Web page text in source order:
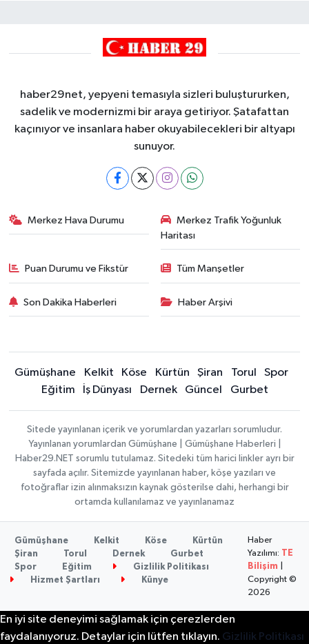
haber29net, yepyeni temasıyla sizleri buluştururken,
sadelik ve modernizmi bir araya getiriyor. Şatafattan
kaçınıyor ve insanlara haber okuyabilecekleri bir altyapı
sunuyor.
Merkez Hava Durumu
Merkez Trafik Yoğunluk
Haritası
Puan Durumu ve Fikstür Tüm Manşetler
Son Dakika Haberleri Haber Arşivi
Gümüşhane Kelkit Köse Kürtün Şiran Torul
Spor
Eğitim
İş Dünyası Dernek Güncel Gurbet
Sitede yayınlanan içerik ve yorumlardan yazarları sorumludur.
Yayınlanan yorumlardan Gümüşhane | Gümüşhane Haberleri |
Haber29.NET sorumlu tutulamaz. Sitedeki tüm harici linkler ayrı bir
sayfada açılır. Sitemizde yayınlanan haber, köşe yazıları ve
fotoğraflar izin alınmaksızın kaynak gösterilse dahi, herhangi bir
ortamda kullanılamaz ve yayınlanamaz
Gümüşhane Kelkit Köse
Kürtün
Şiran
Torul Dernek
Gurbet
Spor
Eğitim
Gizlilik Politikası
Hizmet Şartları
Künye
Haber
Yazılımı:
TE
Bilişim
Copyright ©
2026
En iyi site deneyimi sağlamak için çerezlerden
faydalanıyoruz. Detaylar için lütfen tıklayın. Gizlilik Politikası